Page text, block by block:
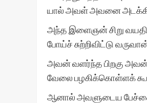
யால் அவள் அவனை
அந்த இளைஞன் சிறு வயதில்
போய்ச் சுற்றிவிட்டு
அவன் வளர்ந்த பிறகு அவன்
வேலை பழகிக்கொள்ளக்
ஆனால் அவளுடைய